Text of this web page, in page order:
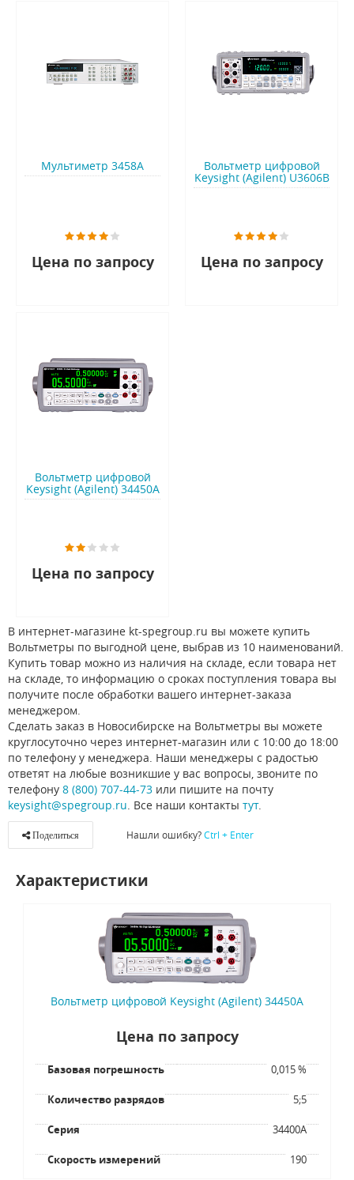
Мультиметр 3458A
Цена по запросу
Вольтметр цифровой
Keysight (Agilent) U3606B
Цена по запросу
Вольтметр цифровой
Keysight (Agilent) 34450A
Цена по запросу
В интернет-магазине kt-spegroup.ru вы можете купить
Вольтметры по выгодной цене, выбрав из 10 наименований.
Купить товар можно из наличия на складе, если товара нет
на складе, то информацию о сроках поступления товара вы
получите после обработки вашего интернет-заказа
менеджером.
Сделать заказ в Новосибирске на Вольтметры вы можете
круглосуточно через интернет-магазин или с 10:00 до 18:00
по телефону у менеджера. Наши менеджеры с радостью
ответят на любые возникшие у вас вопросы, звоните по
телефону 8 (800) 707-44-73 или пишите на почту
keysight@spegroup.ru . Все наши контакты тут.
Поделиться Нашли ошибку?Ctrl + Enter
Характеристики
Вольтметр цифровой Keysight (Agilent) 34450A
Цена по запросу
Базовая погрешность 0,015 %
Количество разрядов 5;5
Серия 34400A
Скорость измерений 190